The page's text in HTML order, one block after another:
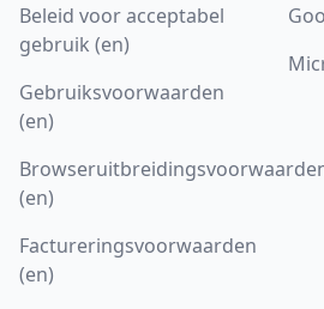
Beleid voor acceptabel
gebruik (en)
Gebruiksvoorwaarden
(en)
(en)
Factureringsvoorwaarden
(en)